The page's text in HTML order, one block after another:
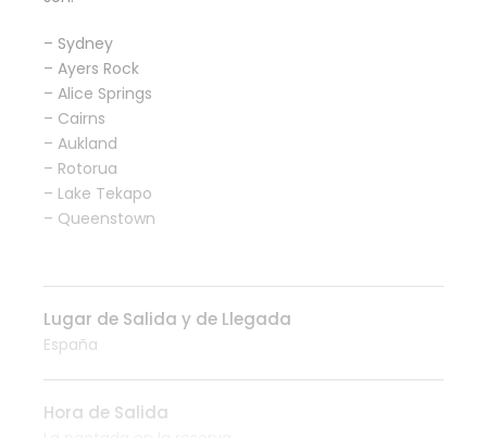
– Sydney
– Ayers Rock
– Alice Springs
– Cairns
– Aukland
– Rotorua
– Lake Tekapo
– Queenstown
Lugar de Salida y de Llegada
España
Hora de Salida